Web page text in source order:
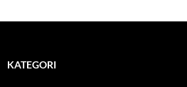
KATEGORI